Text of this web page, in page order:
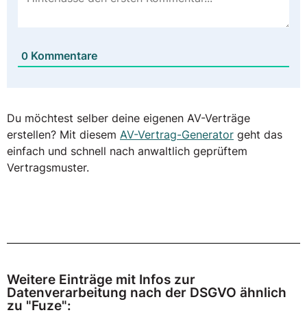
0 Kommentare
Du möchtest selber deine eigenen AV-Verträge
erstellen? Mit diesem AV-Vertrag-Generator geht das
einfach und schnell nach anwaltlich geprüftem
Vertragsmuster.
Weitere Einträge mit Infos zur
Datenverarbeitung nach der DSGVO ähnlich
zu "Fuze":